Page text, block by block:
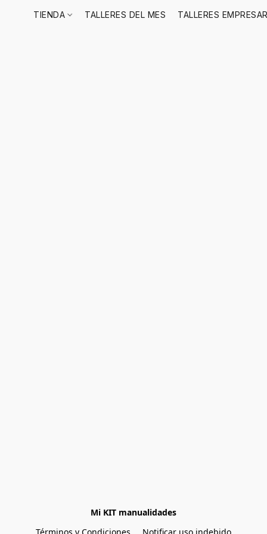
TIENDA TALLERES DEL MES TALLERES
Mi KIT manualidades